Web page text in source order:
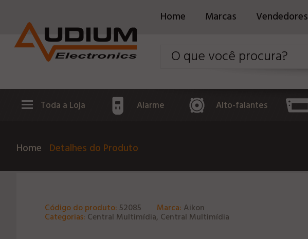
Home Marcas Vendedores
Toda a Loja Alarme Alto-falantes
Home Detalhes do Produto
Código do produto: 52085 Marca: Aikon
Categorias: Central Multimídia, Central Multimídia